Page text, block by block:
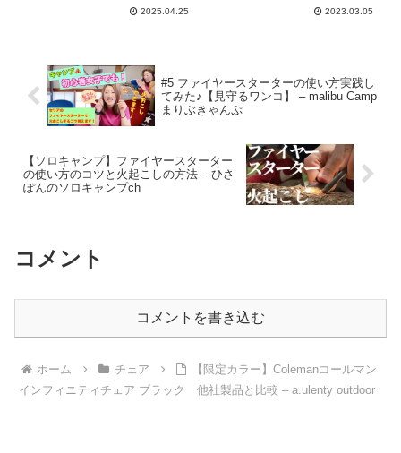
2025.04.25 2023.03.05
#5 ファイヤースターターの使い方実践し
てみた♪【見守るワンコ】 – malibu Camp
まりぶきゃんぷ
【ソロキャンプ】ファイヤースターター
の使い方のコツと火起こしの方法 – ひさ
ぽんのソロキャンプch
コメント
コメントを書き込む
ホーム チェア
【限定カラー】Colemanコールマン
インフィニティチェア ブラック 他社製品と比較 – a.ulenty outdoor